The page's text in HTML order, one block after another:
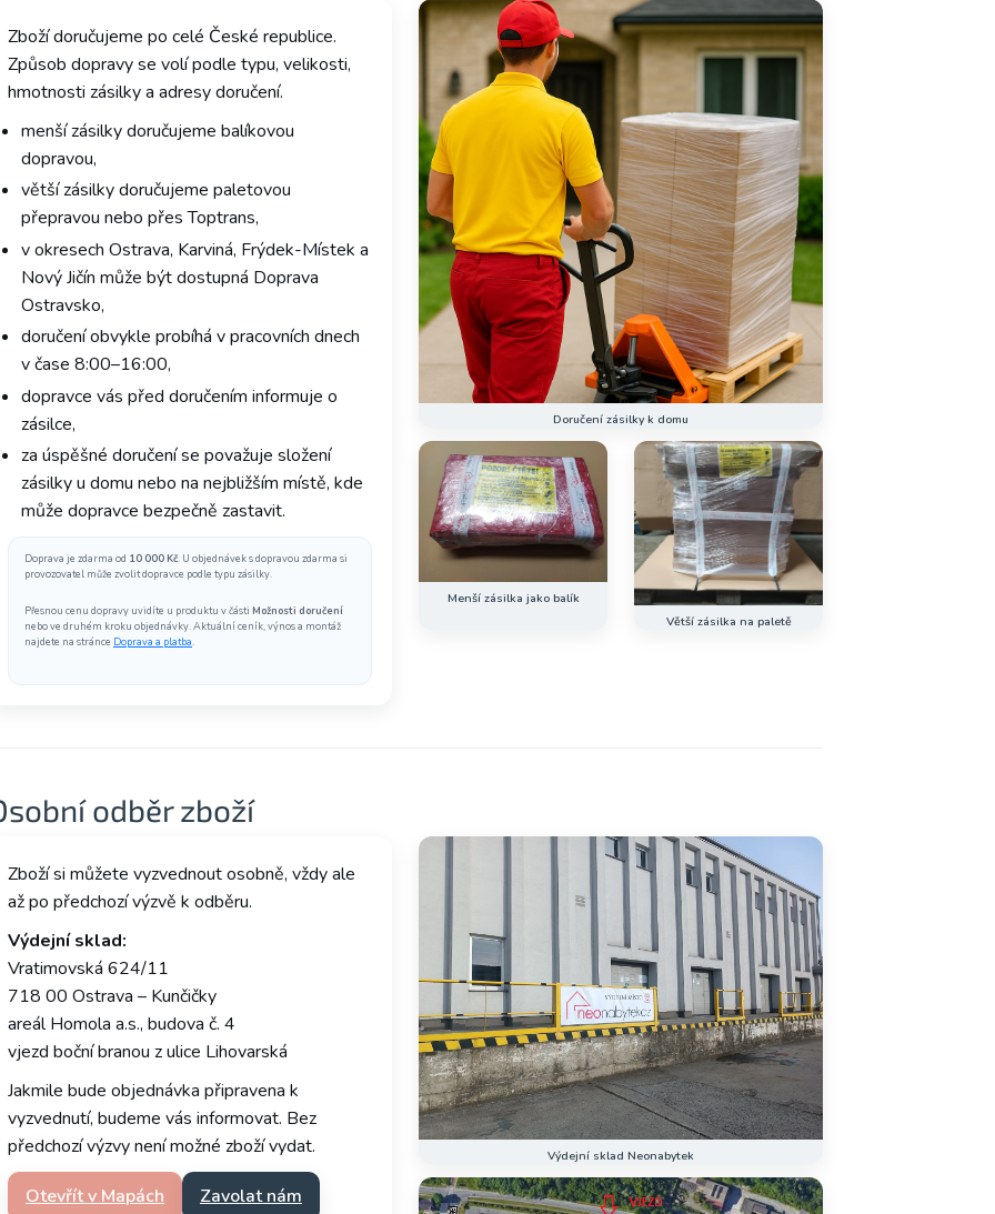
Zboží doručujeme po celé České republice.
Způsob dopravy se volí podle typu, velikosti,
hmotnosti zásilky a adresy doručení.
menší zásilky doručujeme balíkovou
dopravou,
větší zásilky doručujeme paletovou
přepravou nebo přes Toptrans,
v okresech Ostrava, Karviná, Frýdek-Místek a
Nový Jičín může být dostupná Doprava
Ostravsko,
doručení obvykle probíhá v pracovních dnech
v čase 8:00–16:00,
dopravce vás před doručením informuje o
zásilce,
za úspěšné doručení se považuje složení
zásilky u domu nebo na nejbližším místě, kde
může dopravce bezpečně zastavit.
Doprava je zdarma od 10 000 Kč. U objednávek s dopravou zdarma si
provozovatel může zvolit dopravce podle typu zásilky.
Přesnou cenu dopravy uvidíte u produktu v části Možnosti doručení
nebo ve druhém kroku objednávky. Aktuální ceník, výnos a montáž
najdete na stránce Doprava a platba.
Doručení zásilky k domu
Menší zásilka jako balík
Větší zásilka na paletě
odběr zboží
Zboží si můžete vyzvednout osobně, vždy ale
až po předchozí výzvě k odběru.
Výdejní sklad:
Vratimovská 624/11
718 00 Ostrava – Kunčičky
areál Homola a.s., budova č. 4
vjezd boční branou z ulice Lihovarská
Jakmile bude objednávka připravena k
vyzvednutí, budeme vás informovat. Bez
předchozí výzvy není možné zboží vydat.
Otevřít v Mapách Zavolat nám
Výdejní sklad Neonabytek